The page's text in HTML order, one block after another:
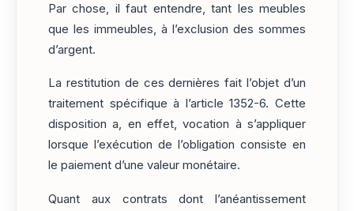
Par chose, il faut entendre, tant les meubles
que les immeubles, à l’exclusion des sommes
d’argent.
La restitution de ces dernières fait l’objet d’un
traitement spécifique à l’article 1352-6. Cette
disposition a, en effet, vocation à s’appliquer
lorsque l’exécution de l’obligation consiste en
le paiement d’une valeur monétaire.
Quant aux contrats dont l’anéantissement